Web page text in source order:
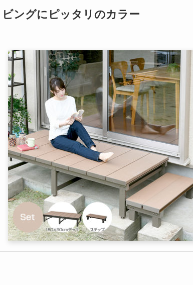
ングにピッタリのカラー